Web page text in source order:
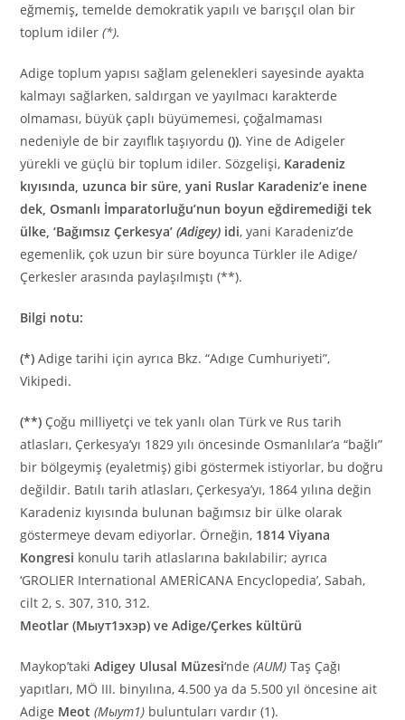
eğmemiş,temelde demokratik yapılı ve barışçıl olan bir
toplum idiler(*).
Adige toplum yapısı sağlam gelenekleri sayesinde ayakta
kalmayı sağlarken, saldırgan ve yayılmacı karakterde
olmaması, büyük çaplı büyümemesi, çoğalmaması
nedeniyle de bir zayıflık taşıyordu()). Yine de Adigeler
yürekli ve güçlü bir toplum idiler. Sözgelişi, Karadeniz
kıyısında, uzunca bir süre, yani Ruslar Karadeniz’e inene
dek, Osmanlı İmparatorluğu’nun boyun eğdiremediği tek
ülke, ‘Bağımsız Çerkesya’(Adigey) idi, yani Karadeniz’de
egemenlik, çok uzun bir süre boyunca Türkler ile Adige/
Çerkesler arasında paylaşılmıştı (**).
Bilgi notu:
(*) Adige tarihi için ayrıca Bkz. “Adıge Cumhuriyeti”,
Vikipedi.
(**) Çoğu milliyetçi ve tek yanlı olan Türk ve Rus tarih
atlasları, Çerkesya’yı 1829 yılı öncesinde Osmanlılar’a “bağlı”
bir bölgeymiş (eyaletmiş) gibi göstermek istiyorlar, bu doğru
değildir. Batılı tarih atlasları, Çerkesya’yı, 1864 yılına değin
Karadeniz kıyısında bulunan bağımsız bir ülke olarak
göstermeye devam ediyorlar. Örneğin, 1814 Viyana
Kongresi konulu tarih atlaslarına bakılabilir; ayrıca
‘GROLIER International AMERİCANA Encyclopedia’, Sabah,
cilt 2, s. 307, 310, 312.
Meotlar (Мыут1эхэр) ve Adige/Çerkes kültürü
Maykop’takiAdigey Ulusal Müzesi‘nde(AUM) Taş Çağı
yapıtları, MÖ III. binyılına, 4.500 ya da 5.500 yıl öncesine ait
Adige Meot (Мыут1) buluntuları vardır (1).